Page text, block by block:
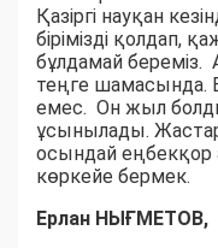
Қазіргі науқан
бірімізді қолдап,
бұлдамай
теңге шамасында.
емес. Он жыл
ұсынылады.
осындай
көркейе бермек.
Ерлан НЫҒМЕТОВ,